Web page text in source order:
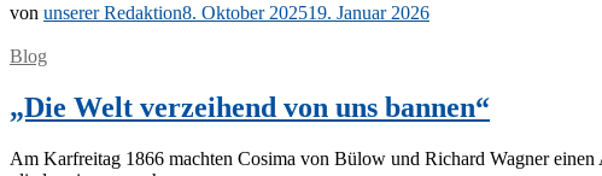
von unserer Redaktion8. Oktober 202519. Januar 2026
Blog
„Die Welt verzeihend von uns bannen“
Am Kar­frei­tag 1866 mach­ten Co­si­ma von Bülow und Ri­chard Wag­ner